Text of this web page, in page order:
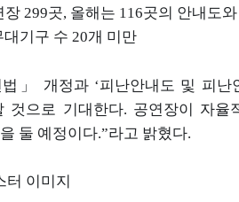
장 299곳, 올해는 116곳의 안내도
대기구 수 20개 미만
」 개정과 ‘피난안내도 및 피난
것으로 기대한다. 공연장이 자율
둘 예정이다.”라고 밝혔다.
터 이미지